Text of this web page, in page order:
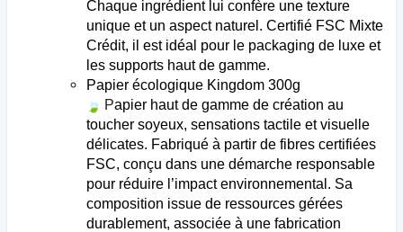
Chaque ingrédient lui confère une texture
unique et un aspect naturel. Certifié FSC Mixte
Crédit, il est idéal pour le packaging de luxe et
les supports haut de gamme.
Papier écologique Kingdom 300g
Papier haut de gamme de création au
toucher soyeux, sensations tactile et visuelle
délicates. Fabriqué à partir de fibres certifiées
FSC, conçu dans une démarche responsable
pour réduire l’impact environnemental. Sa
composition issue de ressources gérées
durablement, associée à une fabrication